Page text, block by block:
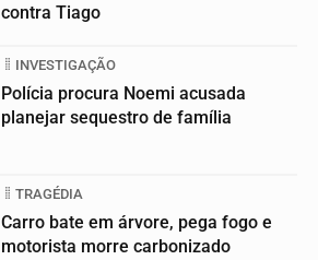
contra Tiago
INVESTIGAÇÃO
Polícia procura Noemi acusada
planejar sequestro de família
TRAGÉDIA
Carro bate em árvore, pega fogo e
motorista morre carbonizado